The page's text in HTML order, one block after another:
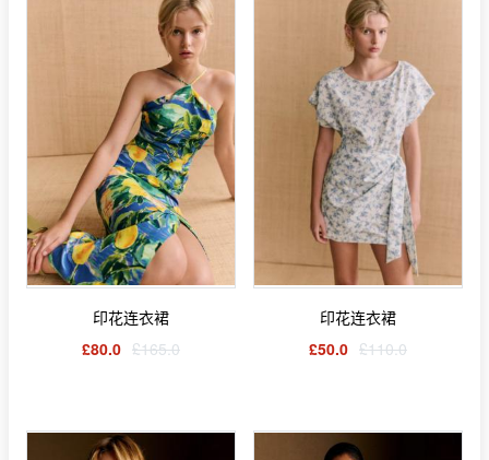
印花连衣裙
£80.0 £165.0
印花连衣裙
£50.0 £110.0